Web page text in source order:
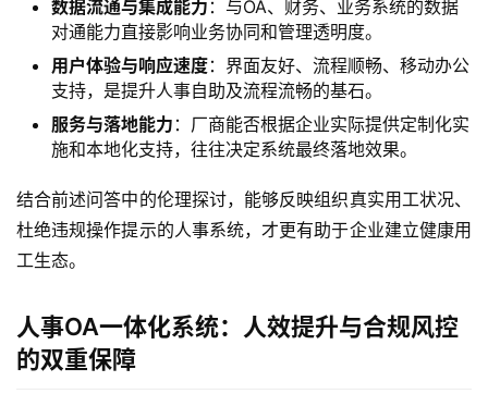
数据流通与集成能力 ：与OA、财务、业务系统的数据
对通能力直接影响业务协同和管理透明度。
用户体验与响应速度：界面友好、流程顺畅、移动办公
支持，是提升人事自助及流程流畅的基石。
服务与落地能力 ：厂商能否根据企业实际提供定制化实
施和本地化支持，往往决定系统最终落地效果。
结合前述问答中的伦理探讨，能够反映组织真实用工状况、
杜绝违规操作提示的人事系统，才更有助于企业建立健康用
工生态。
人事OA一体化系统：人效提升与合规风控
的双重保障